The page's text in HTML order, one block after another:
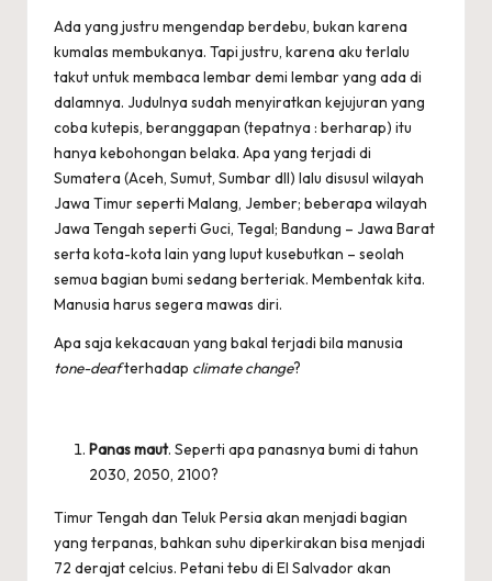
Ada yang justru mengendap berdebu, bukan karena
kumalas membukanya. Tapi justru, karena aku terlalu
takut untuk membaca lembar demi lembar yang ada di
dalamnya. Judulnya sudah menyiratkan kejujuran yang
coba kutepis, beranggapan (tepatnya : berharap) itu
hanya kebohongan belaka. Apa yang terjadi di
Sumatera (Aceh, Sumut, Sumbar dll) lalu disusul wilayah
Jawa Timur seperti Malang, Jember; beberapa wilayah
Jawa Tengah seperti Guci, Tegal; Bandung – Jawa Barat
serta kota-kota lain yang luput kusebutkan – seolah
semua bagian bumi sedang berteriak. Membentak kita.
Manusia harus segera mawas diri.
Apa saja kekacauan yang bakal terjadi bila manusia
tone-deafterhadap climate change?
Panas maut. Seperti apa panasnya bumi di tahun
2030, 2050, 2100?
Timur Tengah dan Teluk Persia akan menjadi bagian
yang terpanas, bahkan suhu diperkirakan bisa menjadi
72 derajat celcius. Petani tebu di El Salvador akan